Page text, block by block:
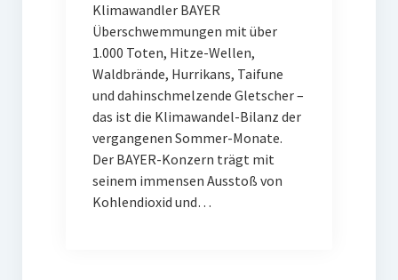
Klimawandler BAYER
Überschwemmungen mit über
1.000 Toten, Hitze-Wellen,
Waldbrände, Hurrikans, Taifune
und dahinschmelzende Gletscher –
das ist die Klimawandel-Bilanz der
vergangenen Sommer-Monate.
Der BAYER-Konzern trägt mit
seinem immensen Ausstoß von
Kohlendioxid und…